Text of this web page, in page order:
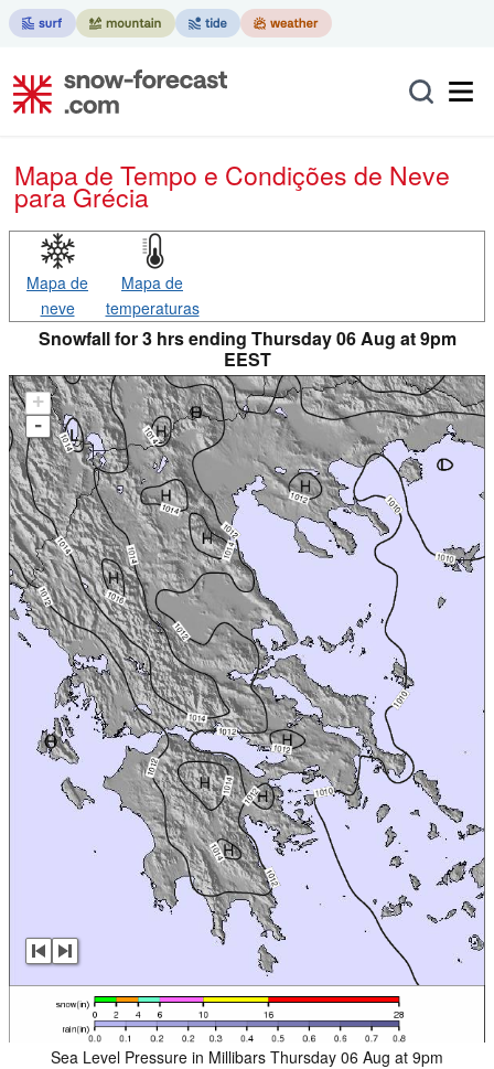
Mapa de Tempo e Condições de Neve
para Grécia
Mapa de
neve
Mapa de
temperaturas
Snowfall for 3 hrs ending Thursday 06 Aug at 9pm
EEST
+
-
Sea Level Pressure in Millibars Thursday 06 Aug at 9pm